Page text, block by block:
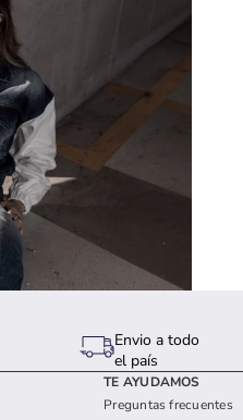
Envio a todo
el país
TE AYUDAMOS
Preguntas frecuentes